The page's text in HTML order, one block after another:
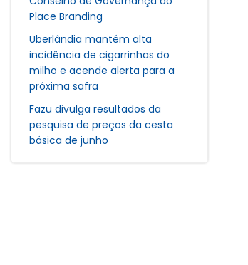
Place Branding
Uberlândia mantém alta
incidência de cigarrinhas do
milho e acende alerta para a
próxima safra
Fazu divulga resultados da
pesquisa de preços da cesta
básica de junho